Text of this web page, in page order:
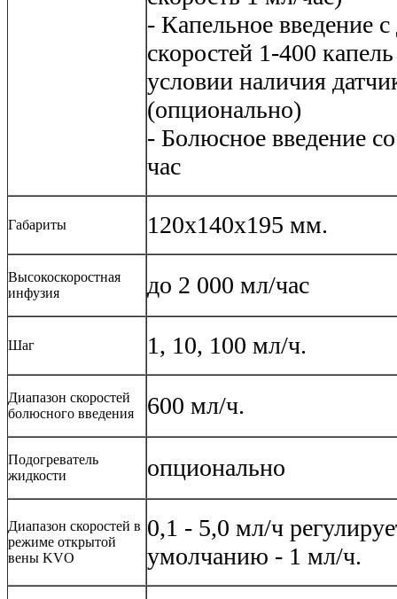
- Капельное введение
скоростей 1-400
условии наличия
(опционально)
- Болюсное введение
час
Габариты 120х140х195 мм.
Высокоскоростная
инфузия
до 2 000 мл/час
Шаг 1, 10, 100 мл/ч.
Диапазон скоростей
болюсного введения
600 мл/ч.
Подогреватель
жидкости
опционально
Диапазон скоростей в
режиме открытой
вены KVO
0,1 - 5,0 мл/ч
умолчанию - 1 мл/ч.